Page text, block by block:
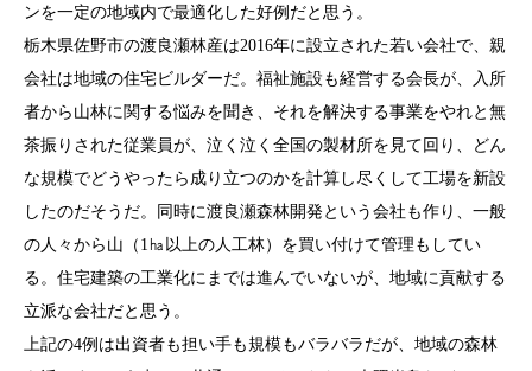
ンを一定の地域内で最適化した好例だと思う。
栃木県佐野市の渡良瀬林産は2016年に設立された若い会社で、親
会社は地域の住宅ビルダーだ。福祉施設も経営する会長が、入所
者から山林に関する悩みを聞き、それを解決する事業をやれと無
茶振りされた従業員が、泣く泣く全国の製材所を見て回り、どん
な規模でどうやったら成り立つのかを計算し尽くして工場を新設
したのだそうだ。同時に渡良瀬森林開発という会社も作り、一般
の人々から山（1㏊以上の人工林）を買い付けて管理もしてい
る。住宅建築の工業化にまでは進んでいないが、地域に貢献する
立派な会社だと思う。
上記の4例は出資者も担い手も規模もバラバラだが、地域の森林